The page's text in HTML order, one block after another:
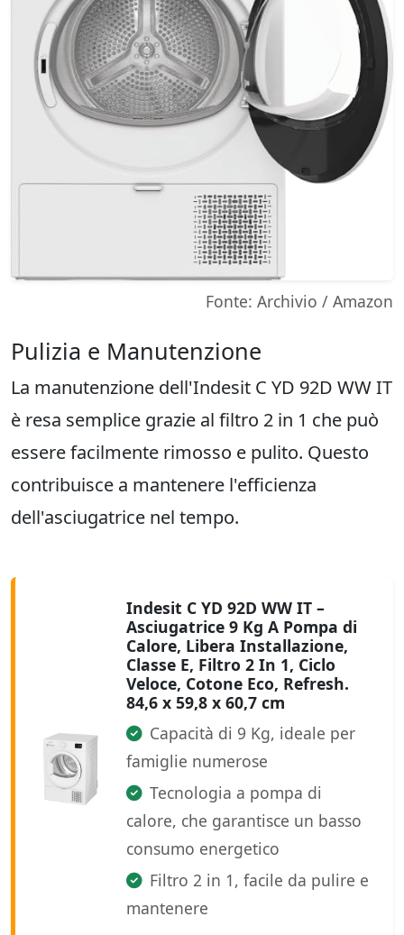
Fonte: Archivio / Amazon
Pulizia e Manutenzione
La manutenzione dell'Indesit C YD 92D WW IT
è resa semplice grazie al filtro 2 in 1 che può
essere facilmente rimosso e pulito. Questo
contribuisce a mantenere l'efficienza
dell'asciugatrice nel tempo.
Indesit C YD 92D WW IT –
Asciugatrice 9 Kg A Pompa di
Calore, Libera Installazione,
Classe E, Filtro 2 In 1, Ciclo
Veloce, Cotone Eco, Refresh.
84,6 x 59,8 x 60,7 cm
Capacità di 9 Kg, ideale per
famiglie numerose
Tecnologia a pompa di
calore, che garantisce un basso
consumo energetico
Filtro 2 in 1, facile da pulire e
mantenere